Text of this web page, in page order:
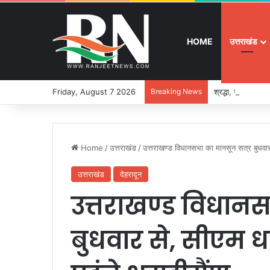
HOME उत्तराखंड
Friday, August 7 2026 Breaking News श्रद्धा, सुरक्षा और
Home /उत्तराखंड /उत्तराखण्ड विधानसभा का मानसून सत्र
उत्तराखंड देहरादून
उत्तराखण्ड
बुधवार से, सीएम